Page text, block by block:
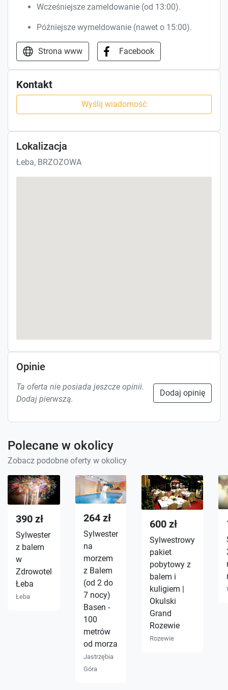
Wcześniejsze zameldowanie (od 13:00).
Późniejsze wymeldowanie (nawet o 15:00).
Strona www Facebook
Kontakt
Wyślij wiadomość
Lokalizacja
Łeba, BRZOZOWA
Opinie
Ta oferta nie posiada jeszcze opinii.
Dodaj pierwszą.
Dodaj opinię
Polecane w okolicy
Zobacz podobne oferty w okolicy
390 zł
Sylwester
z balem
w
Zdrowotel
Łeba
Łeba
264 zł
Sylwester
na
morzem
z Balem
(od 2 do
7 nocy)
Basen -
100
metrów
od morza
Jastrzębia
Góra
600 zł
Sylwestrowy
pakiet
pobytowy z
balem i
kuligiem |
Okulski
Grand
Rozewie
Rozewie